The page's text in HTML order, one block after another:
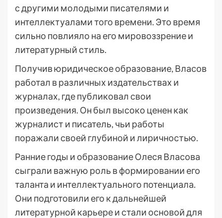
с другими молодыми писателями и
интеллектуалами того времени. Это время
сильно повлияло на его мировоззрение и
литературный стиль.
Получив юридическое образование, Власов
работал в различных издательствах и
журналах, где публиковал свои
произведения. Он был высоко ценен как
журналист и писатель, чьи работы
поражали своей глубиной и лиричностью.
Ранние годы и образование Олеся Власова
сыграли важную роль в формировании его
таланта и интеллектуального потенциала.
Они подготовили его к дальнейшей
литературной карьере и стали основой для